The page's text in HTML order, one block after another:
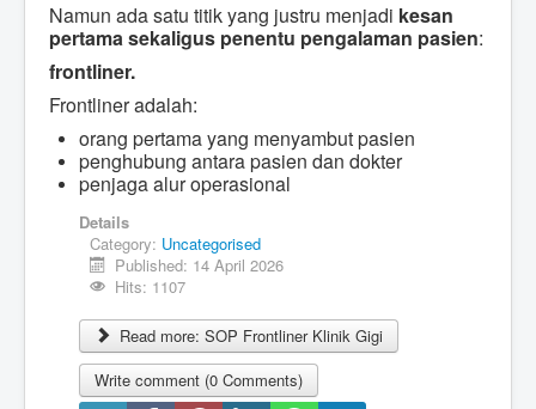
Namun ada satu titik yang justru menjadi kesan
pertama sekaligus penentu pengalaman pasien:
frontliner.
Frontliner adalah:
orang pertama yang menyambut pasien
penghubung antara pasien dan dokter
penjaga alur operasional
Details
Category: Uncategorised
Published: 14 April 2026
Hits: 1107
Read more: SOP Frontliner Klinik Gigi
Write comment (0 Comments)